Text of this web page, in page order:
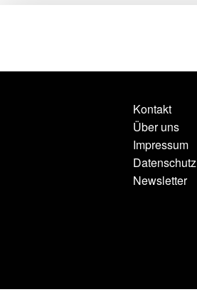
Kontakt
Über uns
Impressum
Datenschutz
Newsletter